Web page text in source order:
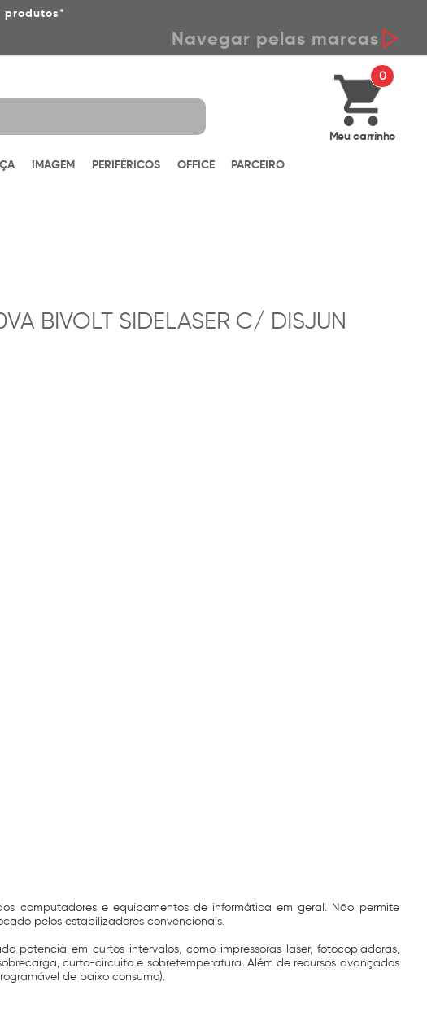
produtos*
Navegar pelas marcas
0
Meu carrinho
IMAGEM PERIFÉRICOS OFFICE PARCEIRO
BIVOLT SIDELASER C/ DISJUN
computadores e equipamentos de informática em geral. Não permite
pelos estabilizadores convencionais.
potencia em curtos intervalos, como impressoras laser, fotocopiadoras,
curto-circuito e sobretemperatura. Além de recursos avançados
de baixo consumo).